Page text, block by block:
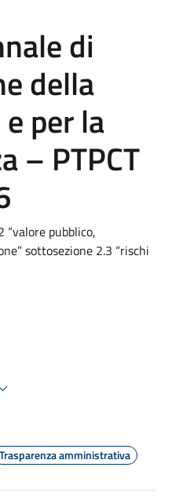
di
della
per la
– PTPCT
“valore pubblico,
sottosezione 2.3 “rischi
Trasparenza amministrativa